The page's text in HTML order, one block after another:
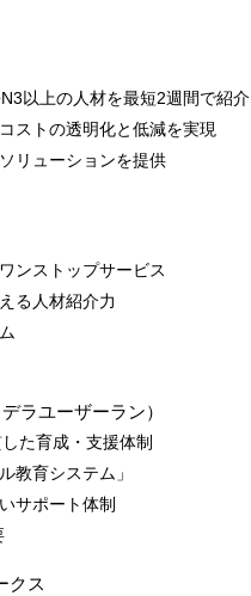
以上の人材を最短2週間で紹介
ストの透明化と低減を実現
リューションを提供
ンストップサービス
る人材紹介力
ラユーザーラン）
た育成・支援体制
教育システム」
サポート体制
クス